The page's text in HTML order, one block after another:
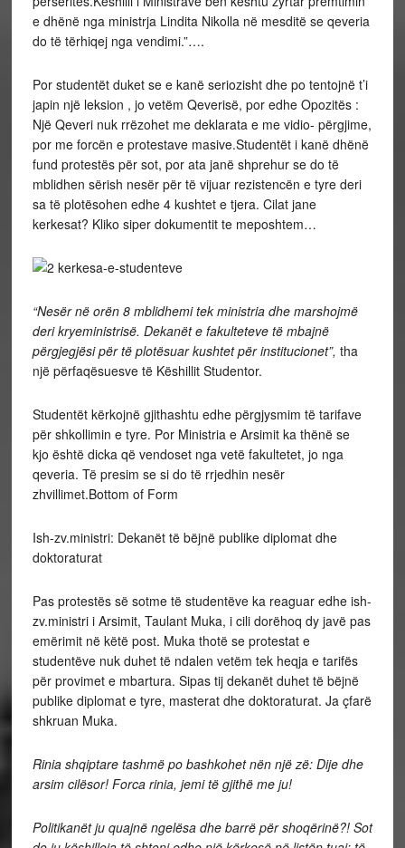
e dhënë nga ministrja Lindita Nikolla në mesditë se qeveria
do të tërhiqej nga vendimi.”….
Por studentët duket se e kanë seriozisht dhe po tentojnë t’i
japin një leksion , jo vetëm Qeverisë, por edhe Opozitës :
Një Qeveri nuk rrëzohet me deklarata e me vidio- përgjime,
por me forcën e protestave masive.Studentët i kanë dhënë
fund protestës për sot, por ata janë shprehur se do të
mblidhen sërish nesër për të vijuar rezistencën e tyre deri
sa të plotësohen edhe 4 kushtet e tjera. Cilat jane
kerkesat? Kliko siper dokumentit te meposhtem…
“Nesër në orën 8 mblidhemi tek ministria dhe marshojmë
deri kryeministrisë. Dekanët e fakulteteve të mbajnë
përgjegjësi për të plotësuar kushtet për institucionet”, tha
një përfaqësuesve të Këshillit Studentor.
Studentët kërkojnë gjithashtu edhe përgjysmim të tarifave
për shkollimin e tyre. Por Ministria e Arsimit ka thënë se
kjo është dicka që vendoset nga vetë fakultetet, jo nga
qeveria. Të presim se si do të rrjedhin nesër
zhvillimet.Bottom of Form
Ish-zv.ministri: Dekanët të bëjnë publike diplomat dhe
doktoraturat
Pas protestës së sotme të studentëve ka reaguar edhe ish-
zv.ministri i Arsimit, Taulant Muka, i cili dorëhoq dy javë pas
emërimit në këtë post. Muka thotë se protestat e
studentëve nuk duhet të ndalen vetëm tek heqja e tarifës
për provimet e mbartura. Sipas tij dekanët duhet të bëjnë
publike diplomat e tyre, masterat dhe doktoraturat. Ja çfarë
shkruan Muka.
Rinia shqiptare tashmë po bashkohet nën një zë: Dije dhe
arsim cilësor! Forca rinia, jemi të gjithë me ju!
Politikanët ju quajnë ngelësa dhe barrë për shoqërinë?! Sot